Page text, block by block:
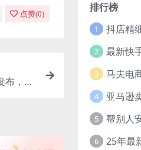
点赞(0)
布，完
排行榜
1
2
3
4
5
6